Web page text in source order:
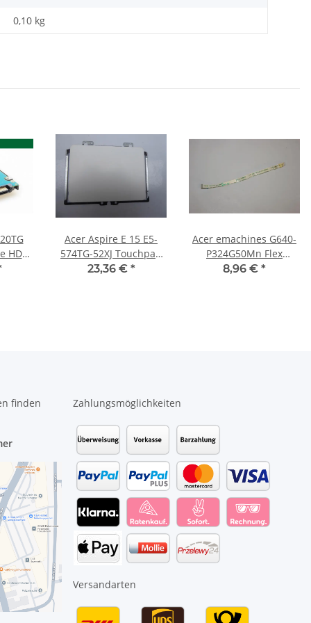
0,10 kg
HDD
Acer Aspire E 15 E5-
574TG-52XJ Touchpad
NC.24611.02C #4689
23,36 € *
Acer emachines G640-
P324G50Mn Flex
Flachbandkabel 12-
8,96 € *
finden
Zahlungsmöglichkeiten
Versandarten